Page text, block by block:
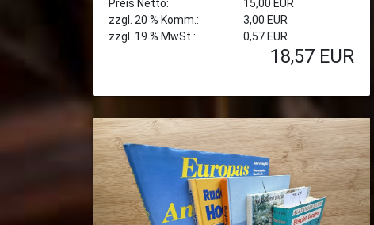
Preis Netto:
15,00 EUR
zzgl. 20 % Komm.:
3,00 EUR
zzgl. 19 % MwSt.:
0,57 EUR
18,57 EUR